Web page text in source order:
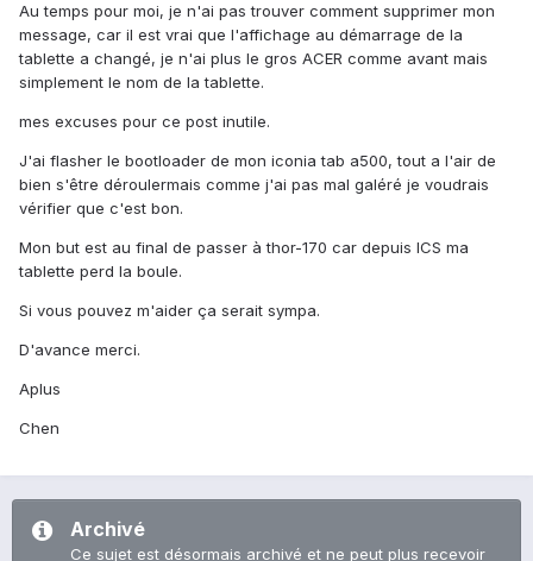
Au temps pour moi, je n'ai pas trouver comment supprimer mon
message, car il est vrai que l'affichage au démarrage de la
tablette a changé, je n'ai plus le gros ACER comme avant mais
simplement le nom de la tablette.
mes excuses pour ce post inutile.
J'ai flasher le bootloader de mon iconia tab a500, tout a l'air de
bien s'être déroulermais comme j'ai pas mal galéré je voudrais
vérifier que c'est bon.
Mon but est au final de passer à thor-170 car depuis ICS ma
tablette perd la boule.
Si vous pouvez m'aider ça serait sympa.
D'avance merci.
Aplus
Chen
Archivé
Ce sujet est désormais archivé et ne peut plus recevoir